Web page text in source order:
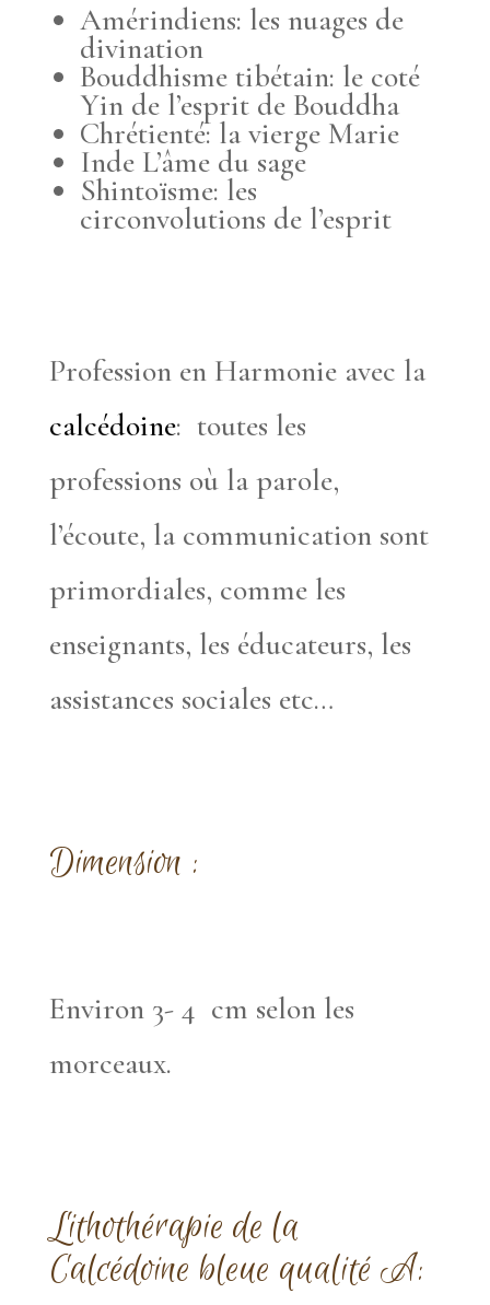
Amérindiens: les nuages de
divination
Bouddhisme tibétain: le coté
Yin de l’esprit de Bouddha
Chrétienté: la vierge Marie
Inde L’âme du sage
Shintoïsme: les
circonvolutions de l’esprit
Profession en Harmonie avec la
calcédoine: toutes les
professions où la parole,
l’écoute, la communication sont
primordiales, comme les
enseignants, les éducateurs, les
assistances sociales etc…
Dimension :
Environ 3- 4 cm selon les
morceaux.
Lithothérapie de la
Calcédoine bleue qualité A: